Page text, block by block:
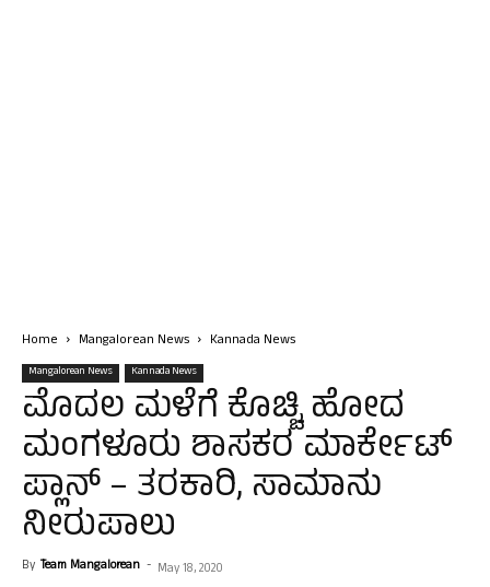
Home Mangalorean News Kannada News
Mangalorean News Kannada News
ಮೊದಲ ಮಳೆಗೆ ಕೊಚ್ಚಿ ಹೋದ
ಮಂಗಳೂರು ಶಾಸಕರ ಮಾರ್ಕೇಟ್
ಪ್ಲಾನ್ – ತರಕಾರಿ, ಸಾಮಾನು
ನೀರುಪಾಲು
By Team Mangalorean - May 18, 2020